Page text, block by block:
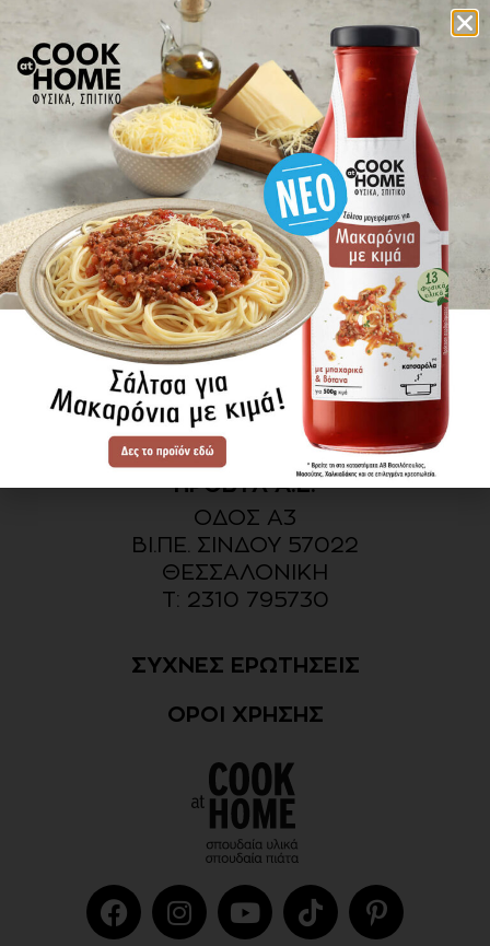
επικοινωνία
πού βρίσκω τα προϊόντα
ΕΝΗΜΕΡΩΘΕΙΤΕ ΠΡΩΤΟΙ
ΓΙΑ ΤΑ ΝΕΑ ΜΑΣ
ΕΓΓΡΑΦΗ
SITE MAP
ΠΡΟΪΟΝΤΑ
ΣΥΝΤΑΓΕΣ
Η ΙΣΤΟΡΙΑ ΜΑΣ
VIDEOS
ΠΡΟΒΥΛ Α.Ε.
ΟΔΟΣ Α3
ΒΙ.ΠΕ. ΣΙΝΔΟΥ 57022
ΘΕΣΣΑΛΟΝΙΚΗ​
Τ: 2310 795730
ΣΥΧΝΕΣ ΕΡΩΤΗΣΕΙΣ
ΟΡΟΙ ΧΡΗΣΗΣ